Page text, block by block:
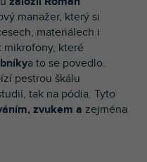
manažer, který si
materiálech i
mikrofony, které
a to se povedlo.
pestrou škálu
tak na pódia. Tyto
zvukem a zejména